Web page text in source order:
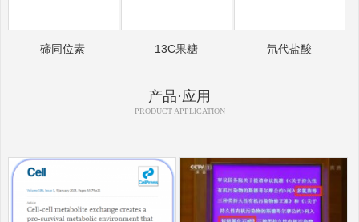
碲同位素 13C果糖 氘代盐酸
产品·应用
PRODUCT APPLICATION